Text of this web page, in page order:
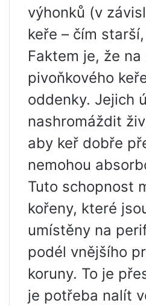
výhonků (v
keře – čím
Faktem je, že
pivoňkového
oddenky. Jejich
nashromáždit
aby keř dobře
nemohou
Tuto schopnost
kořeny, které
umístěny na
podél vnějšího
koruny. To je
je potřeba nalít